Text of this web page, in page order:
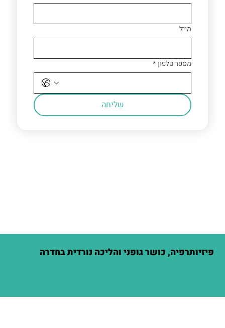
מייל
מספר טלפון *
שליחה
פיזיותרפיה, כושר גופני והליכה נורדית בחדרה